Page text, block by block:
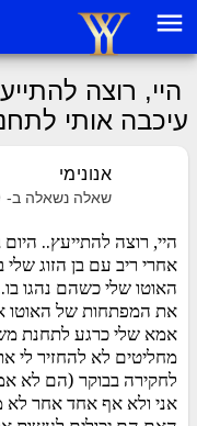
menu
היי, רוצה
עיכבה אותי
אנונימי
שאלה נשאלה ב-
היי, רוצה להתייעץ..
אחרי ריב עם בן הזוג
האוטו שלי כשהם נהגו
את המפתחות של האוטו
אמא שלי כרגע לתחנת
מחליטים לא להחזיר לי
לחקירה בבוקר (הם לא
אני ולא אף אחד אחר